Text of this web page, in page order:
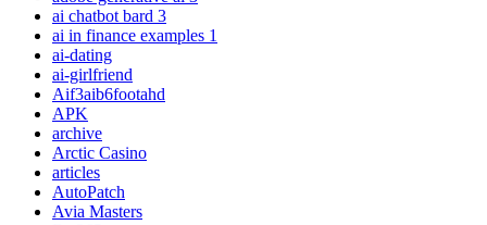
ai chatbot bard 3
ai in finance examples 1
ai-dating
ai-girlfriend
Aif3aib6footahd
APK
archive
Arctic Casino
articles
AutoPatch
Avia Masters